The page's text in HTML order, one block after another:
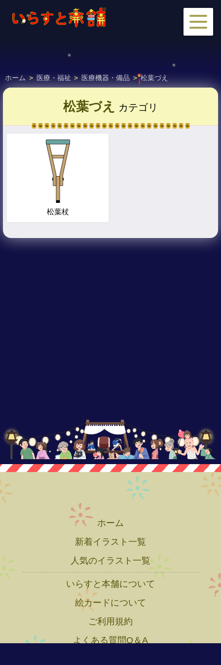
ホーム > 医療・福祉 > 医療機器・備品 > 松葉づえ
松葉づえ カテゴリ
松葉杖
ホーム
新着イラスト一覧
人気のイラスト一覧
いらすと本舗について
絵カードについて
ご利用規約
よくある質問Q＆A